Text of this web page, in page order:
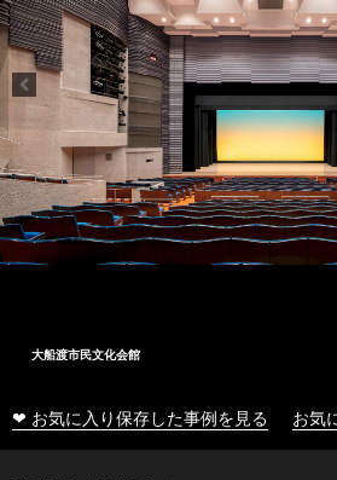
大船渡市民文化会館
❤ お気に入り保存した事例を見る お気